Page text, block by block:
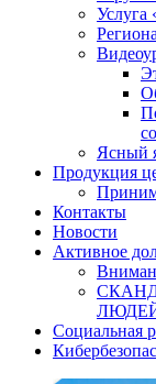
Услуга
Ясный
Продукция
Контакты
Новости
Активное
Социальная